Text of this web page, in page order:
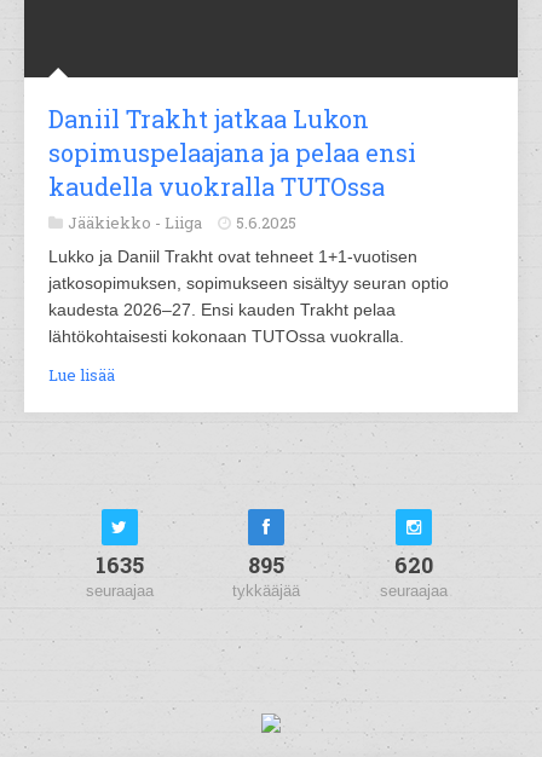
Daniil Trakht jatkaa Lukon
sopimuspelaajana ja pelaa ensi
kaudella vuokralla TUTOssa
Jääkiekko - Liiga 5.6.2025
Lukko ja Daniil Trakht ovat tehneet 1+1-vuotisen
jatkosopimuksen, sopimukseen sisältyy seuran optio
kaudesta 2026–27. Ensi kauden Trakht pelaa
lähtökohtaisesti kokonaan TUTOssa vuokralla.
Lue lisää
1635
seuraajaa
895
tykkääjää
620
seuraajaa